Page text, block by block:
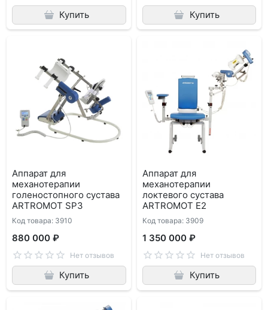
Купить Купить
Аппарат для
механотерапии
голеностопного сустава
ARTROMOT SP3
Код товара: 3910
880 000 ₽
Нет отзывов
Купить
Аппарат для
механотерапии
локтевого сустава
ARTROMOT E2
Код товара: 3909
1 350 000 ₽
Нет отзывов
Купить